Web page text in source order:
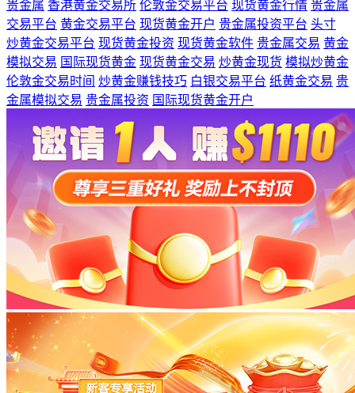
贵金属 香港黄金交易所 伦敦金交易平台 现货黄金行情 贵金属
交易平台 黄金交易平台 现货黄金开户 贵金属投资平台 头寸
炒黄金交易平台 现货黄金投资 现货黄金软件 贵金属交易 黄金
模拟交易 国际现货黄金 现货黄金交易 炒黄金现货 模拟炒黄金
伦敦金交易时间 炒黄金赚钱技巧 白银交易平台 纸黄金交易 贵
金属模拟交易 贵金属投资 国际现货黄金开户